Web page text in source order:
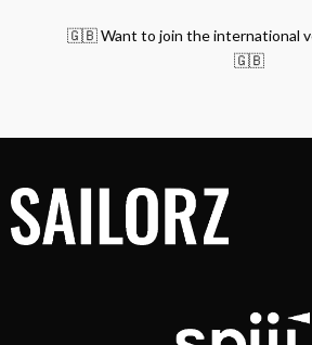
🇬🇧 Want to join the international
🇬🇧